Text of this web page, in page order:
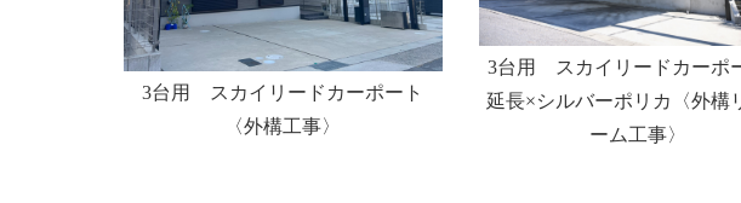
3台用 スカイリードカーポート
〈外構工事〉
3台用 スカイリードカーポ
延長×シルバーポリカ〈外構
ーム工事〉